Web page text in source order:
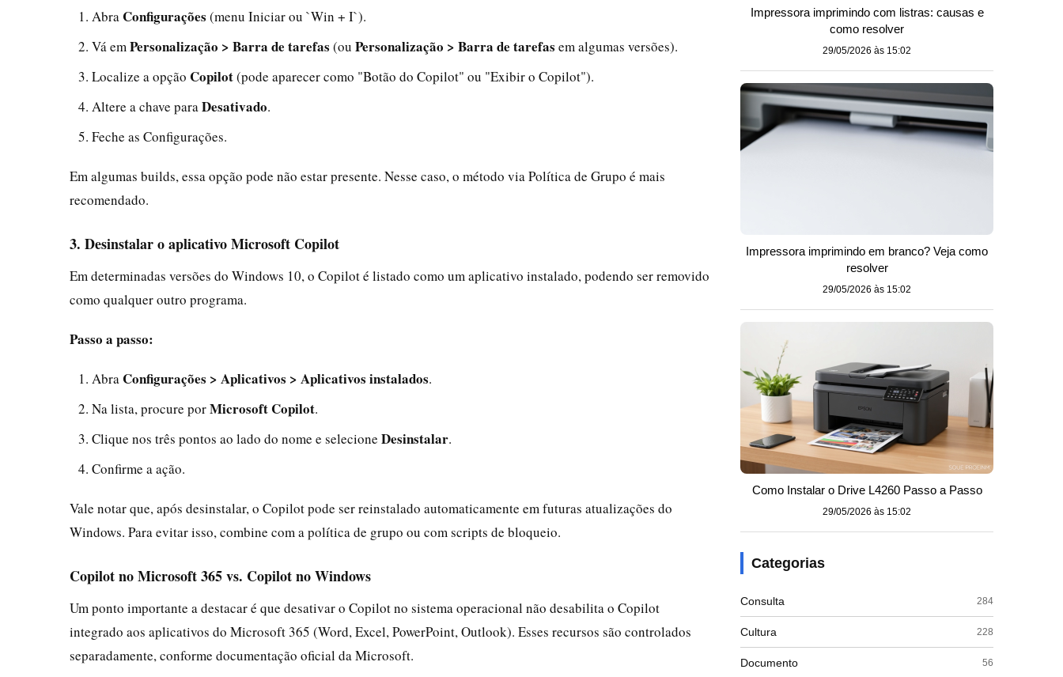
Abra Configurações (menu Iniciar ou `Win + I`).
Vá em Personalização > Barra de tarefas (ou Personalização > Barra de tarefas em algumas versões).
Localize a opção Copilot(pode aparecer como "Botão do Copilot" ou "Exibir o Copilot").
Altere a chave para Desativado.
Feche as Configurações.
Em algumas builds, essa opção pode não estar presente. Nesse caso, o método via Política de Grupo é mais
recomendado.
3. Desinstalar o aplicativo Microsoft Copilot
Em determinadas versões do Windows 10, o Copilot é listado como um aplicativo instalado, podendo ser removido
como qualquer outro programa.
Passo a passo:
Abra Configurações > Aplicativos > Aplicativos instalados.
Na lista, procure porMicrosoft Copilot.
Clique nos três pontos ao lado do nome e selecione Desinstalar.
Confirme a ação.
Vale notar que, após desinstalar, o Copilot pode ser reinstalado automaticamente em futuras atualizações do
Windows. Para evitar isso, combine com a política de grupo ou com scripts de bloqueio.
Copilot no Microsoft 365 vs. Copilot no Windows
Um ponto importante a destacar é que desativar o Copilot no sistema operacional não desabilita o Copilot
integrado aos aplicativos do Microsoft 365 (Word, Excel, PowerPoint, Outlook). Esses recursos são controlados
separadamente, conforme documentação oficial da Microsoft.
Impressora imprimindo com listras: causas e
como resolver
29/05/2026 às 15:02
Impressora imprimindo em branco? Veja como
resolver
29/05/2026 às 15:02
Como Instalar o Drive L4260 Passo a Passo
29/05/2026 às 15:02
Categorias
Consulta 284
Cultura 228
Documento 56